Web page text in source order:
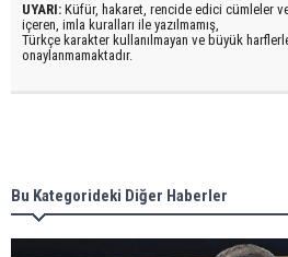
UYARI: Küfür, hakaret, rencide edici cümleler
içeren, imla kuralları ile yazılmamış,
Türkçe karakter kullanılmayan ve büyük
onaylanmamaktadır.
Bu Kategorideki Diğer Haberler